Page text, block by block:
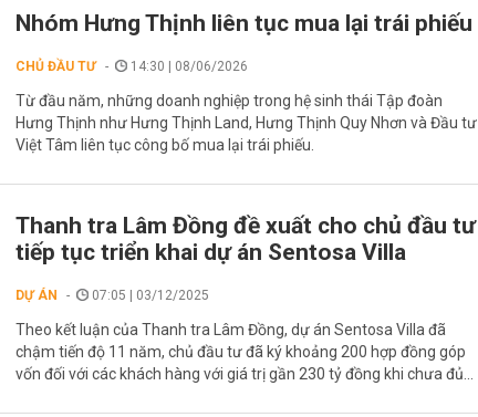
Nhóm Hưng Thịnh liên tục mua lại trái phiếu
CHỦ ĐẦU TƯ 14:30 | 08/06/2026
Từ đầu năm, những doanh nghiệp trong hệ sinh thái Tập đoàn
Hưng Thịnh như Hưng Thịnh Land, Hưng Thịnh Quy Nhơn và Đầu tư
Việt Tâm liên tục công bố mua lại trái phiếu.
Thanh tra Lâm Đồng đề xuất cho chủ đầu tư
tiếp tục triển khai dự án Sentosa Villa
DỰ ÁN 07:05 | 03/12/2025
Theo kết luận của Thanh tra Lâm Đồng, dự án Sentosa Villa đã
chậm tiến độ 11 năm, chủ đầu tư đã ký khoảng 200 hợp đồng góp
vốn đối với các khách hàng với giá trị gần 230 tỷ đồng khi chưa đủ...